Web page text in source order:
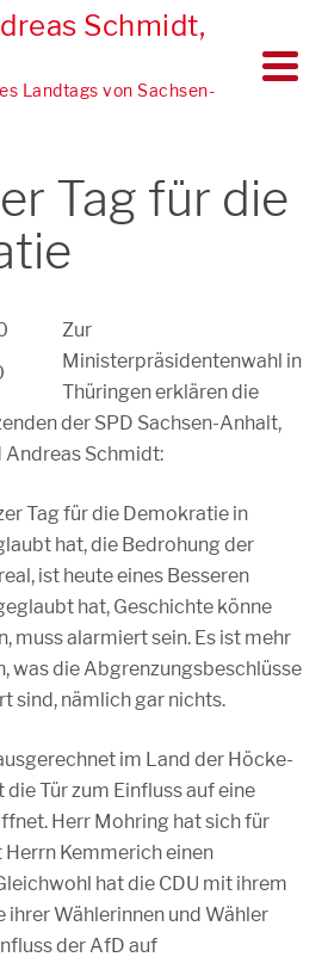
Schmidt,
Landtags von Sachsen-
Tag für die
Zur
Ministerpräsidentenwahl in
Thüringen erklären die
der SPD Sachsen-Anhalt,
Andreas Schmidt:
Tag für die Demokratie in
hat, die Bedrohung der
ist heute eines Besseren
hat, Geschichte könne
muss alarmiert sein. Es ist mehr
was die Abgrenzungsbeschlüsse
sind, nämlich gar nichts.
im Land der Höcke-
Tür zum Einfluss auf eine
Herr Mohring hat sich für
Kemmerich einen
hat die CDU mit ihrem
ihrer Wählerinnen und Wähler
der AfD auf